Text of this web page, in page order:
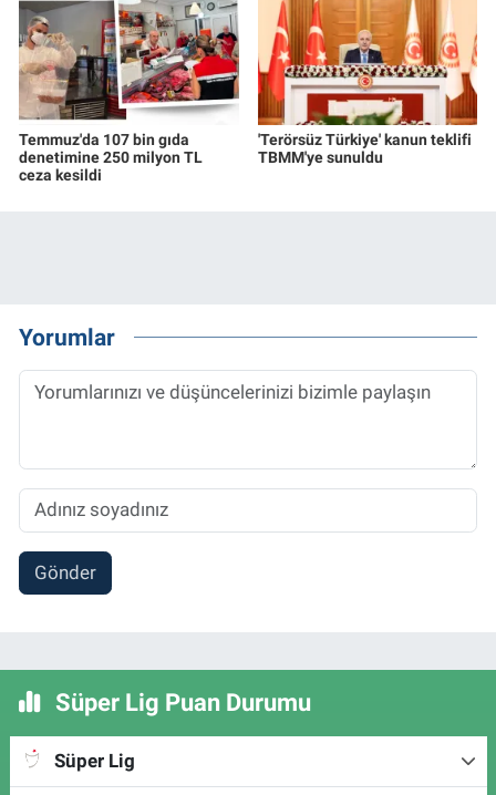
Temmuz'da 107 bin gıda
denetimine 250 milyon TL
ceza kesildi
'Terörsüz Türkiye' kanun teklifi
TBMM'ye sunuldu
Yorumlar
Gönder
Süper Lig Puan Durumu
Süper Lig